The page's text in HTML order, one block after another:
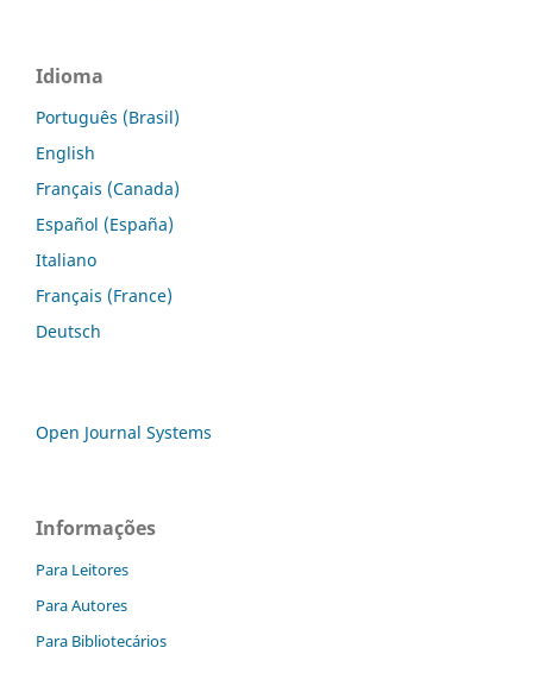
Idioma
Português (Brasil)
English
Français (Canada)
Español (España)
Italiano
Français (France)
Deutsch
Open Journal Systems
Informações
Para Leitores
Para Autores
Para Bibliotecários